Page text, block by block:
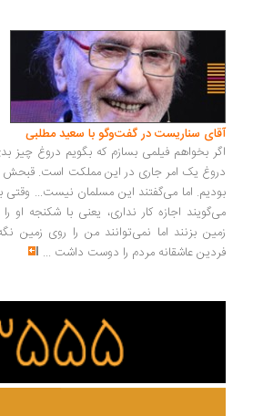
سناریست در گفت‌وگو با سعید مطلبی
بخواهم فیلمی بسازم که بگویم دروغ چیز بدی
یک امر جاری در این مملکت است. قبحش از بین
اما می‌گفتند این مسلمان نیست... وقتی به
اجازه کار نداری، یعنی با شکنجه او را
بزنند اما نمی‌توانند من را روی زمین نگه
عاشقانه مردم را دوست داشت ...